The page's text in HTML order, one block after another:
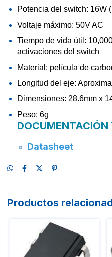
Potencia del switch: 16W
Voltaje máximo: 50V AC
Tiempo de vida útil:
activaciones del switch
Material: película de
Longitud del eje:
Dimensiones: 28.6mm x
Peso: 6g
DOCUMENTACIÓN
Datasheet
Productos